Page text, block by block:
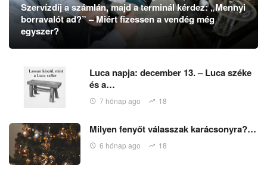
Szervízdíj a számlán, majd a terminál kérdez: „Mennyi
borravalót ad?” – Miért fizessen a vendég még
egyszer?
Luca napja: december 13. – Luca széke
és a…
7 hónap ago 18
Milyen fenyőt válasszak karácsonyra?…
6 hónap ago 18